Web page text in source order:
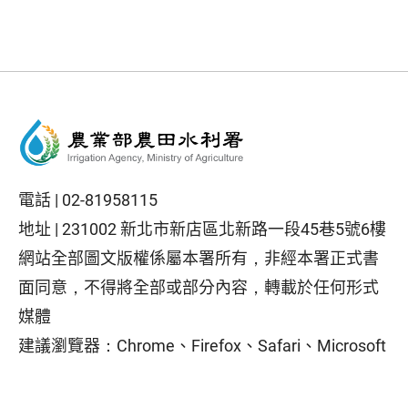
電話 | 02-81958115
地址 | 231002 新北市新店區北新路一段45巷5號6樓
網站全部圖文版權係屬本署所有，非經本署正式書
面同意，不得將全部或部分內容，轉載於任何形式
媒體
建議瀏覽器：Chrome、Firefox、Safari、Microsoft